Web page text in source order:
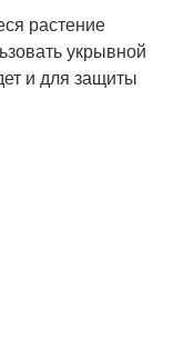
растение
укрывной
и для защиты